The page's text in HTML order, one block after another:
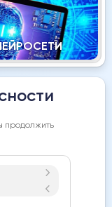
продолжить